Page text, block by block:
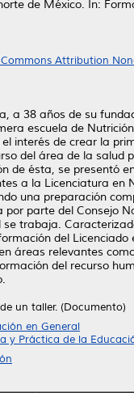
de México. In:
Attribution
a 38 años de su
escuela de
interés de crear la
del área de la
de ésta, se presentó
a la Licenciatura
una preparación
parte del Consejo
trabaja.
del
áreas relevantes
del recurso
un taller. (Documento)
en General
y Práctica de la